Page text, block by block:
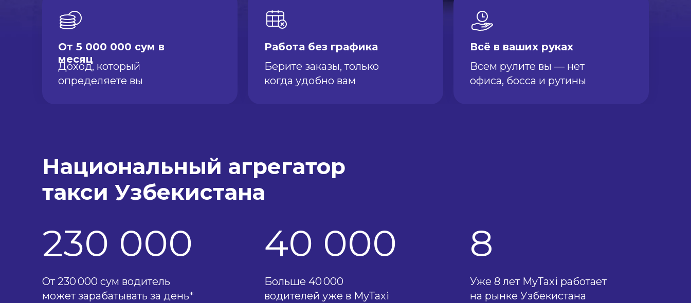
Работа без графика
Берите заказы, только
когда удобно вам
Всё в ваших руках
Всем рулите вы — нет
офиса, босса и рутины
От 5 000 000 сум в
месяц
Доход, который
определяете вы
40 000
Больше 40 000
водителей уже в MyTaxi
8
От 230 000 сум водитель
может зарабатывать за день*
Национальный агрегатор
такси Узбекистана
230 000
Уже 8 лет MyTaxi работает
на рынке Узбекистана